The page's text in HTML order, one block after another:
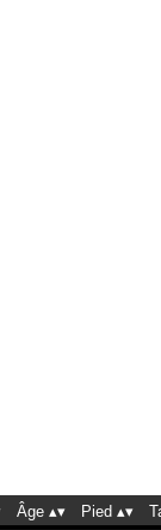
Âge Pied